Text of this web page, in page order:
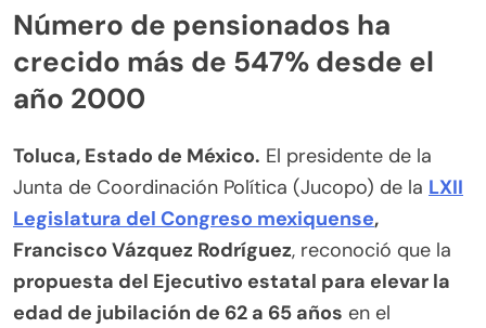
Número de pensionados ha
crecido más de 547% desde el
año 2000
Toluca, Estado de México. El presidente de la
Junta de Coordinación Política (Jucopo) de la LXII
Legislatura del Congreso mexiquense,
Francisco Vázquez Rodríguez, reconoció que la
propuesta del Ejecutivo estatal para elevar la
edad de jubilación de 62 a 65 años en el